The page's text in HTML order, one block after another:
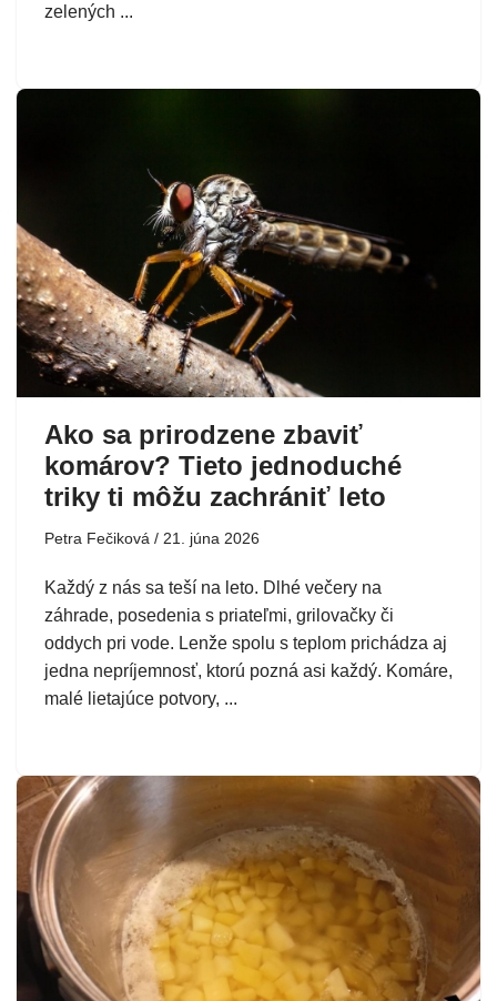
zelených ...
Ako sa prirodzene zbaviť
komárov? Tieto jednoduché
triky ti môžu zachrániť leto
Petra Fečiková 21. júna 2026
Každý z nás sa teší na leto. Dlhé večery na
záhrade, posedenia s priateľmi, grilovačky či
oddych pri vode. Lenže spolu s teplom prichádza aj
jedna nepríjemnosť, ktorú pozná asi každý. Komáre,
malé lietajúce potvory, ...